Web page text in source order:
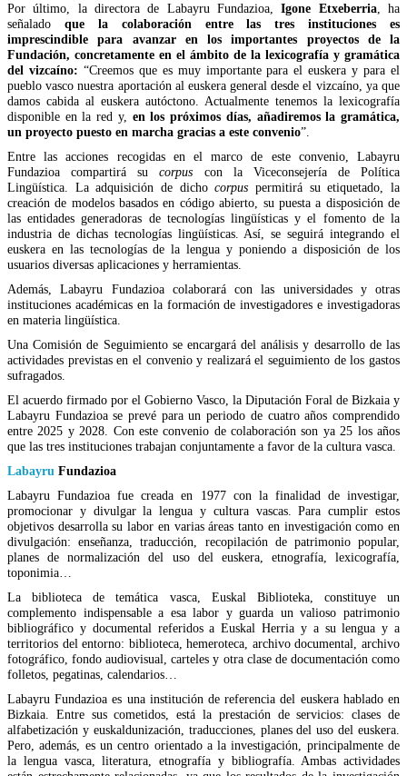
Por último, la directora de Labayru Fundazioa,Igone Etxeberria, ha
señalado que la colaboración entre las tres instituciones es
imprescindible para avanzar en los importantes proyectos de la
Fundación, concretamente en el ámbito de la lexicografía y gramática
del vizcaíno: “Creemos que es muy importante para el euskera y para el
pueblo vasco nuestra aportación al euskera general desde el vizcaíno, ya que
damos cabida al euskera autóctono. Actualmente tenemos la lexicografía
disponible en la red y, en los próximos días, añadiremos la gramática,
un proyecto puesto en marcha gracias a este convenio”.
Entre las acciones recogidas en el marco de este convenio, Labayru
Fundazioa compartirá sucorpus con la Viceconsejería de Política
Lingüística. La adquisición de dichocorpus permitirá su etiquetado, la
creación de modelos basados en código abierto, su puesta a disposición de
las entidades generadoras de tecnologías lingüísticas y el fomento de la
industria de dichas tecnologías lingüísticas. Así, se seguirá integrando el
euskera en las tecnologías de la lengua y poniendo a disposición de los
usuarios diversas aplicaciones y herramientas.
Además, Labayru Fundazioa colaborará con las universidades y otras
instituciones académicas en la formación de investigadores e investigadoras
en materia lingüística.
Una Comisión de Seguimiento se encargará del análisis y desarrollo de las
actividades previstas en el convenio y realizará el seguimiento de los gastos
sufragados.
El acuerdo firmado por el Gobierno Vasco, la Diputación Foral de Bizkaia y
Labayru Fundazioa se prevé para un periodo de cuatro años comprendido
entre 2025 y 2028. Con este convenio de colaboración son ya 25 los años
que las tres instituciones trabajan conjuntamente a favor de la cultura vasca.
Labayru Fundazioa
Labayru Fundazioa fue creada en 1977 con la finalidad de investigar,
promocionar y divulgar la lengua y cultura vascas. Para cumplir estos
objetivos desarrolla su labor en varias áreas tanto en investigación como en
divulgación: enseñanza, traducción, recopilación de patrimonio popular,
planes de normalización del uso del euskera, etnografía, lexicografía,
toponimia…
La biblioteca de temática vasca, Euskal Biblioteka, constituye un
complemento indispensable a esa labor y guarda un valioso patrimonio
bibliográfico y documental referidos a Euskal Herria y a su lengua y a
territorios del entorno: biblioteca, hemeroteca, archivo documental, archivo
fotográfico, fondo audiovisual, carteles y otra clase de documentación como
folletos, pegatinas, calendarios…
Labayru Fundazioa es una institución de referencia del euskera hablado en
Bizkaia. Entre sus cometidos, está la prestación de servicios: clases de
alfabetización y euskaldunización, traducciones, planes del uso del euskera.
Pero, además, es un centro orientado a la investigación, principalmente de
la lengua vasca, literatura, etnografía y bibliografía. Ambas actividades